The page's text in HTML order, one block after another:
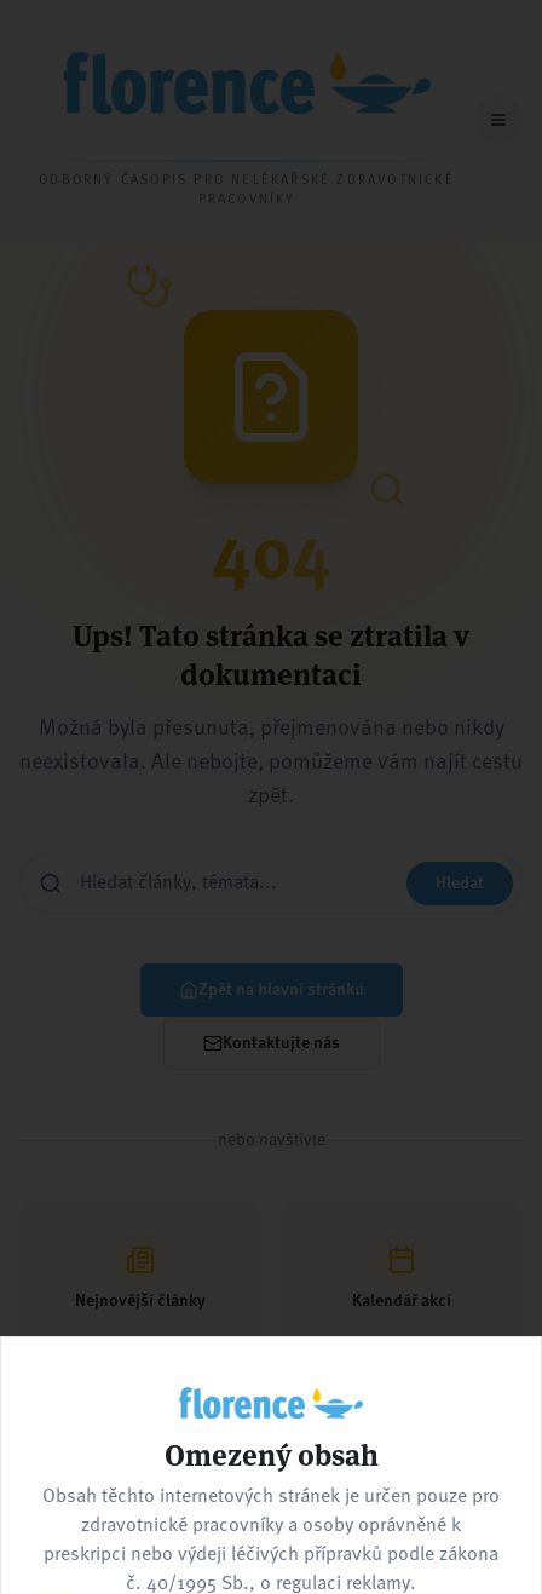
ODBORNÝ ČASOPIS PRO NELÉKAŘSKÉ ZDRAVOTNICKÉ
PRACOVNÍKY
404
Ups! Tato stránka se ztratila v
dokumentaci
Možná byla přesunuta, přejmenována nebo nikdy
neexistovala. Ale nebojte, pomůžeme vám najít cestu
zpět.
Hledat
Zpět na hlavní stránku
Kontaktujte nás
nebo navštivte
Nejnovější články Kalendář akcí
Omezený obsah
Obsah těchto internetových stránek je určen pouze pro
zdravotnické pracovníky a osoby oprávněné k
preskripci nebo výdeji léčivých přípravků podle zákona
č. 40/1995 Sb., o regulaci reklamy.